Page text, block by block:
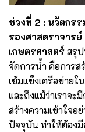
ช่วงที่ 2 : นวัตกร
รองศาสตราจาร
เกษตรศาสตร์สรุ
จัดการน้ำ คือการส
เข้มแข็งเครือข่าย
และถึงแม้ว่าเราจ
สร้างความเข้าใจอ
ปัจจุบัน ทำให้ต้อง